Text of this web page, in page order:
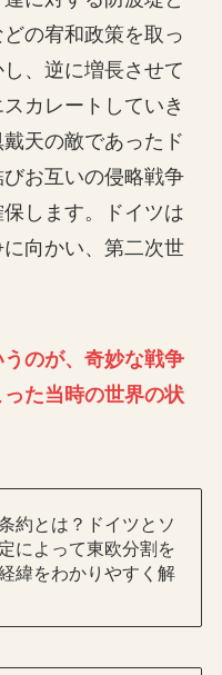
の宥和政策を取っ
、逆に増長させて
カレートしていき
天の敵であったド
お互いの侵略戦争
します。ドイツは
向かい、第二次世
のが、奇妙な戦争
った当時の世界の状
約とは？ドイツとソ
によって東欧分割を
緯をわかりやすく解